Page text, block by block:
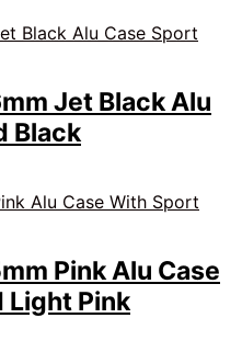
Jet Black Alu
Black
Pink Alu Case
Light Pink